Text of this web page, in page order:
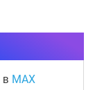
в MAX